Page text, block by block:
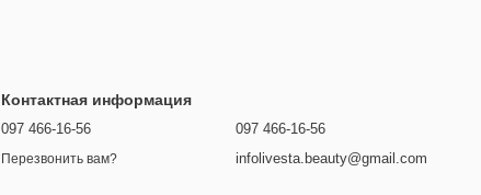
Контактная информация
097 466-16-56
Перезвонить вам?
097 466-16-56
infolivesta.beauty@gmail.com